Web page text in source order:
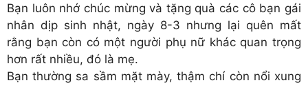
Bạn luôn nhớ chúc mừng và tặng quà các cô bạn gái
nhân dịp sinh nhật, ngày 8-3 nhưng lại quên mất
rằng bạn còn có một người phụ nữ khác quan trọng
hơn rất nhiều, đó là mẹ.
Bạn thường sa sầm mặt mày, thậm chí còn nổi xung